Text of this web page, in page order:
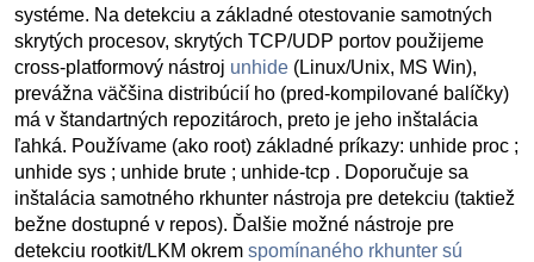
systéme. Na detekciu a základné otestovanie samotných
skrytých procesov, skrytých TCP/UDP portov použijeme
cross-platformový nástroj unhide (Linux/Unix, MS Win),
prevážna väčšina distribúcií ho (pred-kompilované balíčky)
má v štandartných repozitároch, preto je jeho inštalácia
ľahká. Používame (ako root) základné príkazy: unhide proc ;
unhide sys ; unhide brute ; unhide-tcp . Doporučuje sa
inštalácia samotného rkhunter nástroja pre detekciu (taktiež
bežne dostupné v repos). Ďalšie možné nástroje pre
detekciu rootkit/LKM okrem spomínaného rkhunter sú